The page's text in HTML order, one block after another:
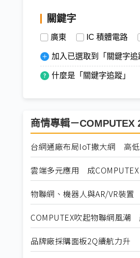
關鍵字
廣東 IC 積體電路
加入已選取到「關鍵字追
什麼是「關鍵字追蹤」
商情專輯－COMPUTEX
台網通廠布局IoT撒大網 高
雲端多元應用 成
物聯網、機器人與AR/VR裝
COMPUTEX吹起物聯網風潮
品牌廠採購面板2Q續航力升